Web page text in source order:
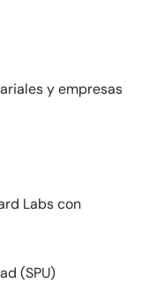
y empresas
Labs con
(SPU)